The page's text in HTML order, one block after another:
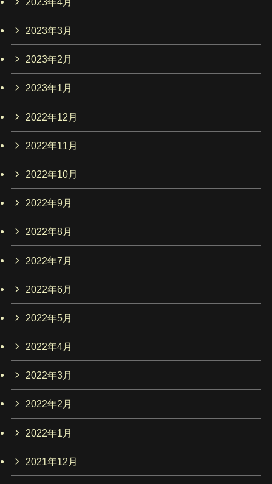
2023年3月
2023年2月
2023年1月
2022年12月
2022年11月
2022年10月
2022年9月
2022年8月
2022年7月
2022年6月
2022年5月
2022年4月
2022年3月
2022年2月
2022年1月
2021年12月